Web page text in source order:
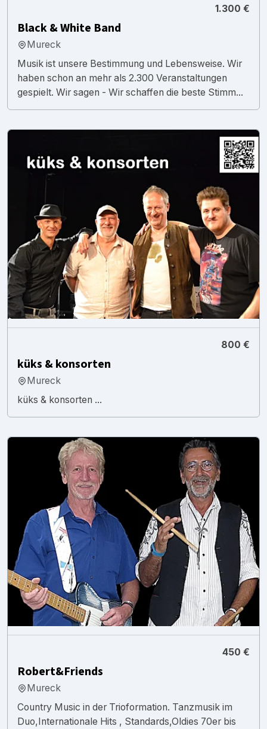
1.300 €
Black & White Band
Mureck
Musik ist unsere Bestimmung und Lebensweise. Wir
haben schon an mehr als 2.300 Veranstaltungen
gespielt. Wir sagen - Wir schaffen die beste Stimm...
800 €
küks & konsorten
Mureck
küks & konsorten ...
450 €
Robert&Friends
Mureck
Country Music in der Trioformation. Tanzmusik im
Duo,Internationale Hits , Standards,Oldies 70er bis